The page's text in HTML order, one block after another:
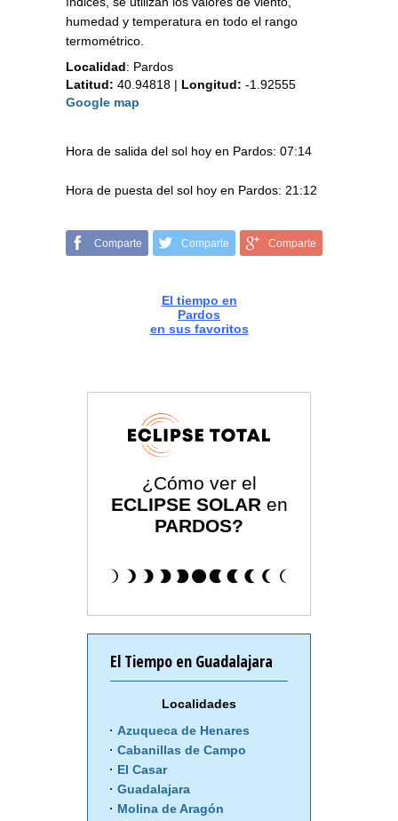
humedad y temperatura en todo el rango
termométrico.
Localidad: Pardos
Latitud: 40.94818 | Longitud: -1.92555
Google map
Hora de salida del sol hoy en Pardos: 07:14
Hora de puesta del sol hoy en Pardos: 21:12
Comparte Comparte Comparte
El tiempo en
Pardos
en sus favoritos
¿Cómo ver el
ECLIPSE SOLAR en
PARDOS?
El Tiempo en Guadalajara
Localidades
Azuqueca de Henares
Cabanillas de Campo
El Casar
Guadalajara
Molina de Aragón